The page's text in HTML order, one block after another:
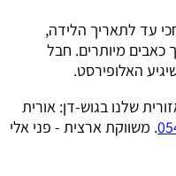
עד לתאריך הלידה,
כאבים מיותרים. חבל
האלופירסט.
שלנו בגוש-דן: אורית
. משווקת ארצית - פני אלי